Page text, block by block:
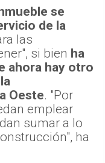
se
de la
las
si bien ha
ahora hay otro
Oeste. "Por
emplear
sumar a lo
ha